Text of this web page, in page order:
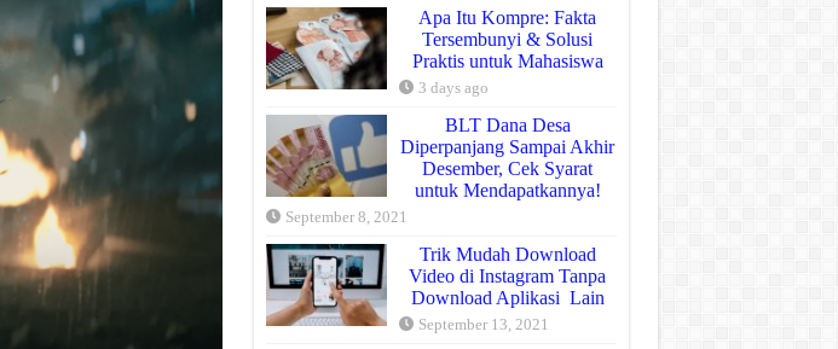
Apa Itu Kompre: Fakta
Tersembunyi & Solusi
Praktis untuk Mahasiswa
3 days ago
BLT Dana Desa
Diperpanjang Sampai Akhir
Desember, Cek Syarat
untuk Mendapatkannya!
September 8, 2021
Trik Mudah Download
Video di Instagram Tanpa
Download Aplikasi Lain
September 13, 2021